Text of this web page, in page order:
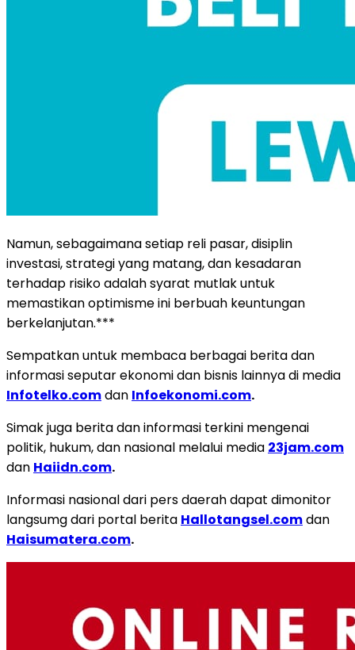
Namun, sebagaimana setiap reli pasar, disiplin
investasi, strategi yang matang, dan kesadaran
terhadap risiko adalah syarat mutlak untuk
memastikan optimisme ini berbuah keuntungan
berkelanjutan.***
Sempatkan untuk membaca berbagai berita dan
informasi seputar ekonomi dan bisnis lainnya di media
Infotelko.comdan Infoekonomi.com.
Simak juga berita dan informasi terkini mengenai
politik, hukum, dan nasional melalui media 23jam.com
dan Haiidn.com.
Informasi nasional dari pers daerah dapat dimonitor
langsumg dari portal berita Hallotangsel.comdan
Haisumatera.com.